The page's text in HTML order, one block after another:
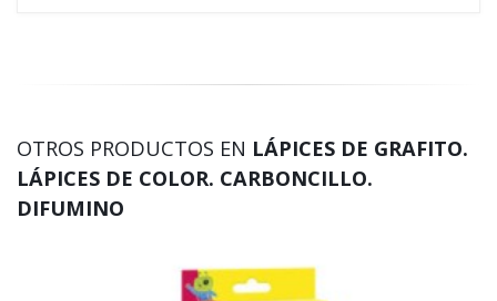
OTROS PRODUCTOS EN LÁPICES DE GRAFITO.
LÁPICES DE COLOR. CARBONCILLO.
DIFUMINO